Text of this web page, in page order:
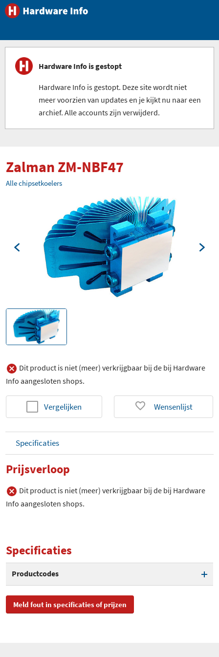
Hardware Info is gestopt
Hardware Info is gestopt. Deze site wordt niet
meer voorzien van updates en je kijkt nu naar een
archief. Alle accounts zijn verwijderd.
Zalman ZM-NBF47
Alle chipsetkoelers
Dit product is niet (meer) verkrijgbaar bij de bij Hardware
Info aangesloten shops.
Vergelijken Wensenlijst
Specificaties
Prijsverloop
Dit product is niet (meer) verkrijgbaar bij de bij Hardware
Info aangesloten shops.
Specificaties
Productcodes
SKU ZM-NBF47, ZM - NBF 47
Meld fout in specificaties of prijzen